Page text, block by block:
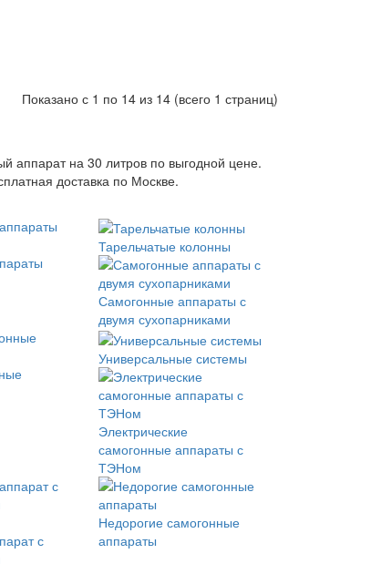
Показано с 1 по 14 из 14 (всего 1 страниц)
аппарат на 30 литров по выгодной цене.
доставка по Москве.
Тарельчатые колонны
Самогонные аппараты с
двумя сухопарниками
Универсальные системы
Электрические
самогонные аппараты с
ТЭНом
с
Недорогие самогонные
аппараты